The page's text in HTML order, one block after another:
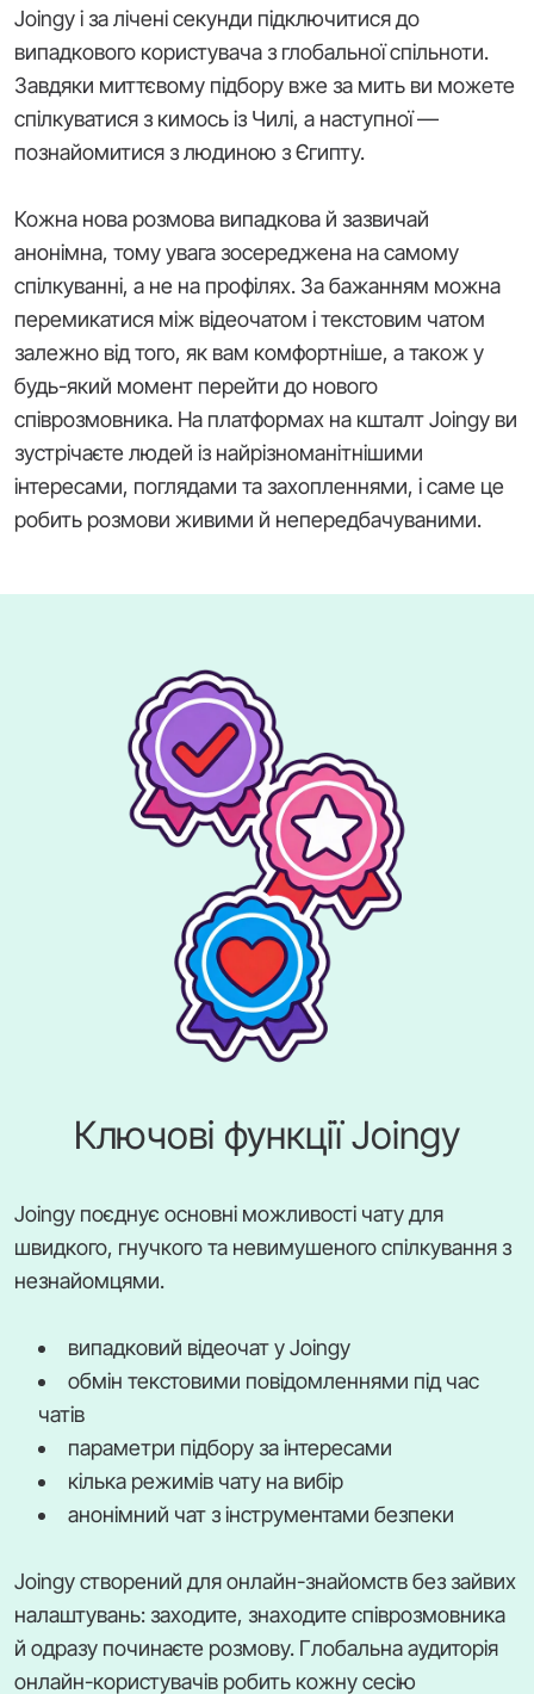
Joingy і за лічені секунди підключитися до
випадкового користувача з глобальної спільноти.
Завдяки миттєвому підбору вже за мить ви можете
спілкуватися з кимось із Чилі, а наступної —
познайомитися з людиною з Єгипту.
Кожна нова розмова випадкова й зазвичай
анонімна, тому увага зосереджена на самому
спілкуванні, а не на профілях. За бажанням можна
перемикатися між відеочатом і текстовим чатом
залежно від того, як вам комфортніше, а також у
будь-який момент перейти до нового
співрозмовника. На платформах на кшталт Joingy ви
зустрічаєте людей із найрізноманітнішими
інтересами, поглядами та захопленнями, і саме це
робить розмови живими й непередбачуваними.
Ключові функції Joingy
Joingy поєднує основні можливості чату для
швидкого, гнучкого та невимушеного спілкування з
незнайомцями.
випадковий відеочат у Joingy
обмін текстовими повідомленнями під час
чатів
параметри підбору за інтересами
кілька режимів чату на вибір
анонімний чат з інструментами безпеки
Joingy створений для онлайн-знайомств без зайвих
налаштувань: заходите, знаходите співрозмовника
й одразу починаєте розмову. Глобальна аудиторія
онлайн-користувачів робить кожну сесію